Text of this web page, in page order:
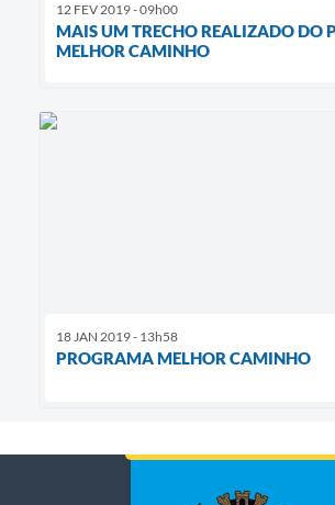
12 FEV 2019 - 09h00
MAIS UM TRECHO REALIZADO DO
MELHOR CAMINHO
18 JAN 2019 - 13h58
PROGRAMA MELHOR CAMINHO